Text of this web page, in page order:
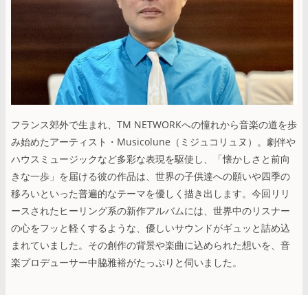
フランス郊外で生まれ、TM NETWORKへの憧れから音楽の道を歩
み始めたアーティスト・Musicolune（ミジュコリュヌ）。劇伴や
ハウスミュージックなど多彩な表現を駆使し、「懐かしさと前向
きな一歩」を届ける彼の作品は、世界の子供達への願いや四季の
移ろいといった普遍的なテーマを優しく描き出します。今回リリ
ースされたヒーリング系の新作アルバムには、世界中のリスナー
の心をフッと軽くするような、優しいサウンドがギュッと詰め込
まれていました。その創作の背景や楽曲に込められた想いを、音
楽プロデューサー中脇雅裕がたっぷりと伺いました。